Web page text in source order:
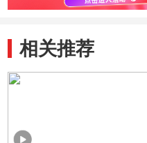
相关推荐